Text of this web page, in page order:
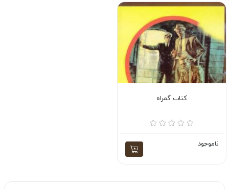
کتاب گمراه
ناموجود